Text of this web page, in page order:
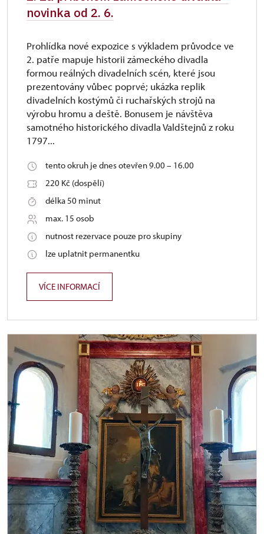
novinka od 2. 6.
Prohlídka nové expozice s výkladem průvodce ve
2. patře mapuje historii zámeckého divadla
formou reálných divadelních scén, které jsou
prezentovány vůbec poprvé; ukázka replik
divadelních kostýmů či ruchařských strojů na
výrobu hromu a deště. Bonusem je návštěva
samotného historického divadla Valdštejnů z roku
1797...
tento okruh je dnes otevřen 9.00 – 16.00
220 Kč (dospělí)
délka 50 minut
max. 15 osob
nutnost rezervace pouze pro skupiny
lze uplatnit permanentku
VÍCE INFORMACÍ